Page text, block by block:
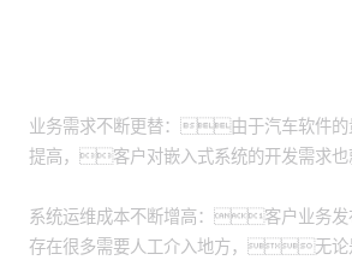
业务需求不断更替：由于汽车软件的
提高，客户对嵌入式系统的开发需求
系统运维成本不断增高：客户业务
存在很多需要人工介入地方，无论